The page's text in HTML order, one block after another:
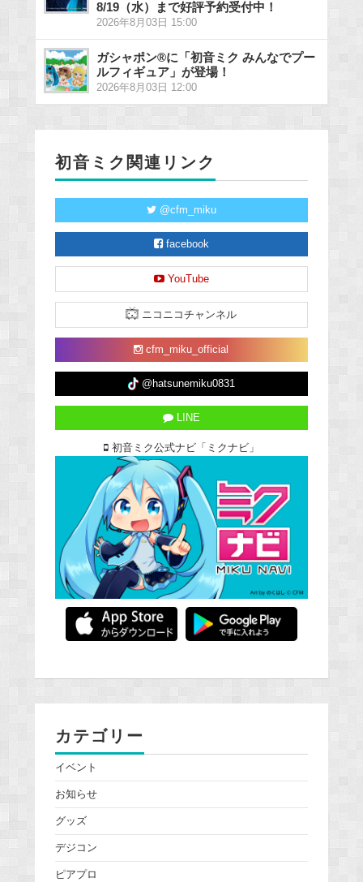
8/19（水）まで好評予約受付中！
2026年8月03日 15:00
ガシャポン®に「初音ミク みんなでプー
ルフィギュア」が登場！
2026年8月03日 12:00
初音ミク関連リンク
@cfm_miku
facebook
YouTube
ニコニコチャンネル
cfm_miku_official
@hatsunemiku0831
LINE
初音ミク公式ナビ「ミクナビ」
カテゴリー
イベント
お知らせ
グッズ
デジコン
ピアプロ